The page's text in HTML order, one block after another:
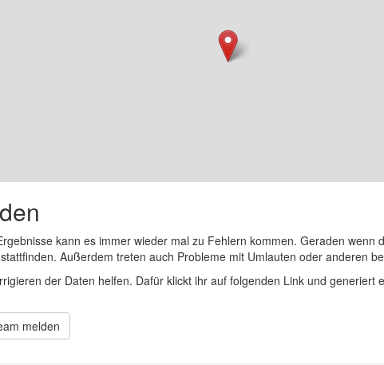
kann es immer wieder mal zu Fehlern kommen. Geraden
Außerdem treten auch Probleme mit Umlauten oder anderen
der Daten helfen. Dafür klickt ihr auf folgenden Link und
melden